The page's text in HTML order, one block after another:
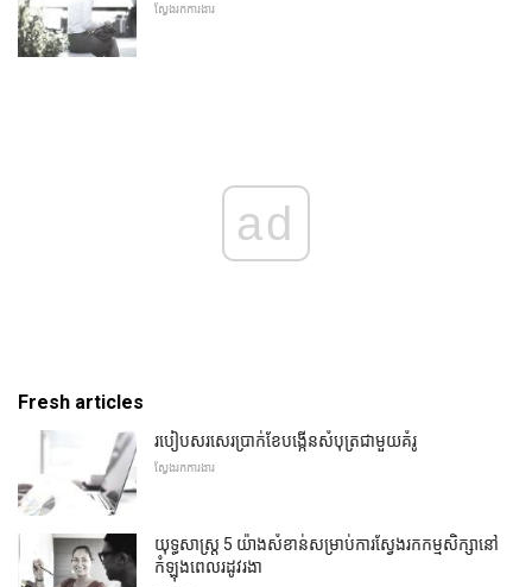
ស្វែងរកការងារ
ad
Fresh articles
របៀបសរសេរប្រាក់ខែបង្កើនសំបុត្រជាមួយគំរូ
ស្វែងរកការងារ
យុទ្ធសាស្រ្ត 5 យ៉ាងសំខាន់សម្រាប់ការស្វែងរកកម្មសិក្សានៅ
កំឡុងពេលរដូវរងា